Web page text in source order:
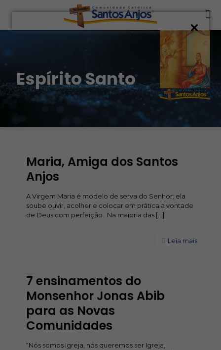
Espírito Santo
Maria, Amiga dos Santos
Anjos
A Virgem Maria é modelo de serva do Senhor; ela
soube ouvir, acolher e colocar em prática a vontade
de Deus com perfeição. Na maioria das […]
Leia mais
7 ensinamentos do
Monsenhor Jonas Abib
para as Novas
Comunidades
“Nós somos Igreja, nós queremos ser Igreja,